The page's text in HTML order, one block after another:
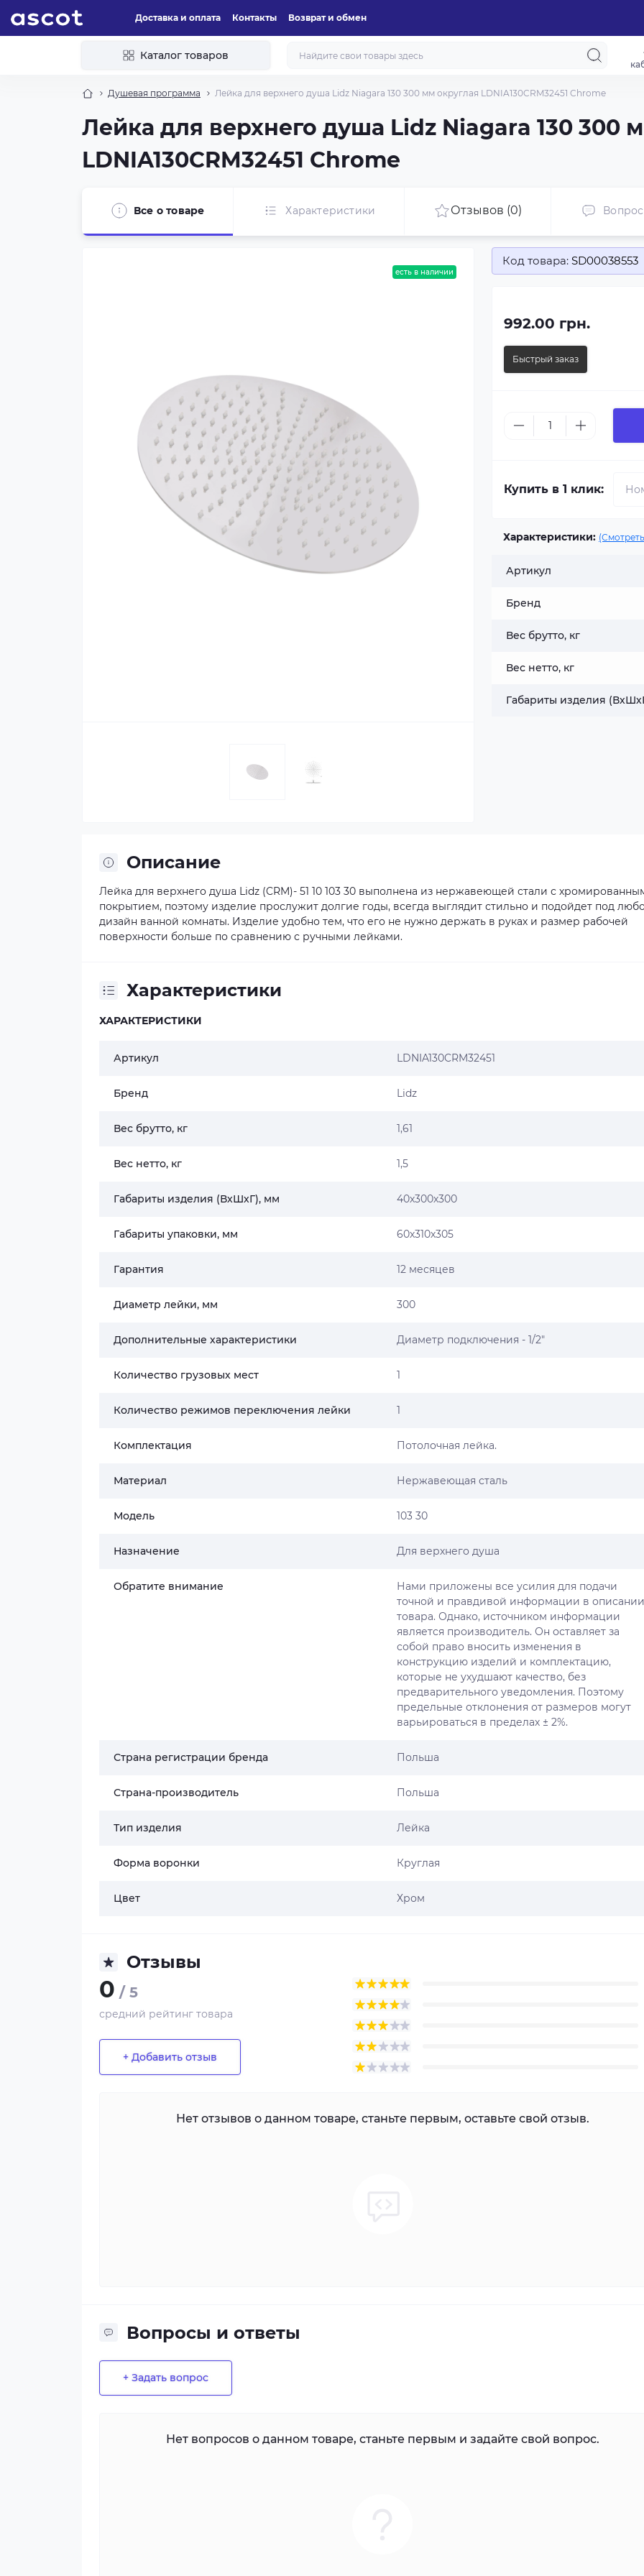
Доставка и оплата Контакты Возврат и обмен
Каталог товаров
Душевая программа Лейка для верхнего душа Lidz Niagara 130 300 мм округлая LDNIA130CRM32451 Chrome
Лейка для верхнего душа Lidz Niagara 130 300
LDNIA130CRM32451 Chrome
Все о товаре Характеристики Отзывов (0)
есть в наличии
Код товара: SD00038553
992.00 грн.
Быстрый заказ
Купить в 1 клик:
Характеристики:
Артикул
Бренд
Вес брутто, кг
Вес нетто, кг
Габариты изделия
Описание
Лейка для верхнего душа Lidz (CRM)- 51 10 103 30 выполнена из нержавеющей стали с
покрытием, поэтому изделие прослужит долгие годы, всегда выглядит стильно и подойдет под
дизайн ванной комнаты. Изделие удобно тем, что его не нужно держать в руках и размер рабочей
поверхности больше по сравнению с ручными лейками.
Характеристики
ХАРАКТЕРИСТИКИ
Артикул LDNIA130CRM32451
Бренд Lidz
Вес брутто, кг 1,61
Вес нетто, кг 1,5
Габариты изделия (ВхШхГ), мм 40х300х300
Габариты упаковки, мм 60х310х305
Гарантия 12 месяцев
Диаметр лейки, мм 300
Дополнительные характеристики Диаметр подключения - 1/2"
Количество грузовых мест 1
Количество режимов переключения лейки 1
Комплектация Потолочная лейка.
Материал Нержавеющая сталь
Модель 103 30
Назначение Для верхнего душа
Обратите внимание
Нами приложены все усилия для подачи
точной и правдивой информации в описании
товара. Однако, источником информации
является производитель. Он оставляет за
собой право вносить изменения в
конструкцию изделий и комплектацию,
которые не ухудшают качество, без
предварительного уведомления. Поэтому
предельные отклонения от размеров могут
варьироваться в пределах ± 2%.
Страна регистрации бренда Польша
Страна-производитель Польша
Тип изделия Лейка
Форма воронки Круглая
Цвет Хром
Отзывы
0 / 5
средний рейтинг товара
+ Добавить отзыв
Нет отзывов о данном товаре, станьте первым, оставьте свой отзыв.
Вопросы и ответы
+ Задать вопрос
Нет вопросов о данном товаре, станьте первым и задайте свой вопрос.